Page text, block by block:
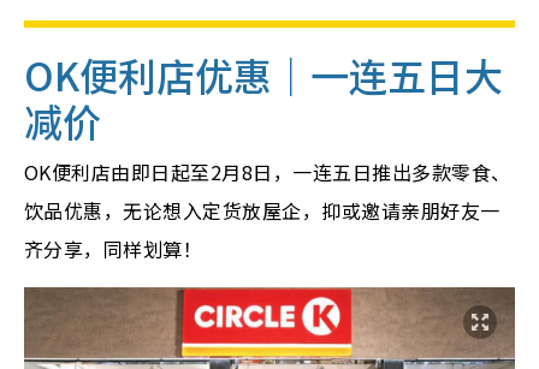
OK便利店优惠｜一连五日大
减价
OK便利店由即日起至2月8日，一连五日推出多款零食、
饮品优惠，无论想入定货放屋企，抑或邀请亲朋好友一
齐分享，同样划算！